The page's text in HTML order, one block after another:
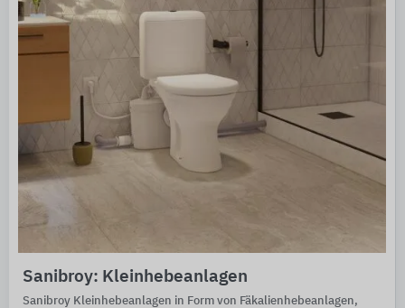
Sanibroy: Kleinhebeanlagen
Sanibroy Kleinhebeanlagen in Form von Fäkalienhebeanlagen,